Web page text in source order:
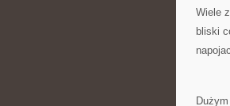
Wiele
bliski